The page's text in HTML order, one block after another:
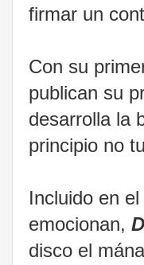
firmar un
Con su
publican su
desarrolla la
principio no
Incluido en
emocionan,
disco el